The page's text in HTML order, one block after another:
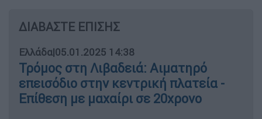
ΔΙΑΒΑΣΤΕ ΕΠΙΣΗΣ
Ελλάδα|05.01.2025 14:38
Τρόμος στη Λιβαδειά: Αιματηρό
επεισόδιο στην κεντρική πλατεία -
Επίθεση με μαχαίρι σε 20χρονο